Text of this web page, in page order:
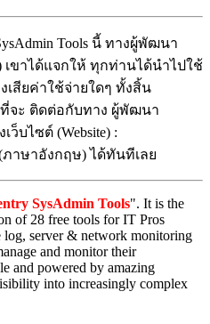
Tools นี้ ทางผู้พัฒนา
เขาได้แจกให้ ทุกท่านได้นำไปใช้
เสียค่าใช้จ่ายใดๆ ทั้งสิ้น
จะ ติดต่อกับทาง ผู้พัฒนา
บไซต์ (Website) :
(ภาษาอังกฤษ) ได้ทันทีเลย
SysAdmin Tools". It is the
of 28 free tools for IT Pros
server & network monitoring
and monitor their
and powered by amazing
into increasingly complex